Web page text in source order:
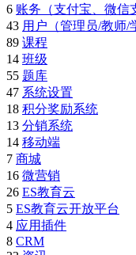
6 账务（支付宝、微信
43 用户（管理员/教师/
89 课程
14 班级
55 题库
47 系统设置
18 积分奖励系统
13 分销系统
14 移动端
7 商城
16 微营销
26 ES教育云
5 ES教育云开放平台
4 应用插件
8 CRM